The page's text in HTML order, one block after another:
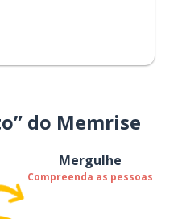
do Memrise
Mergulhe
Compreenda as pessoas